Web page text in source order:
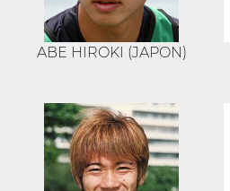
ABE HIROKI (JAPON)